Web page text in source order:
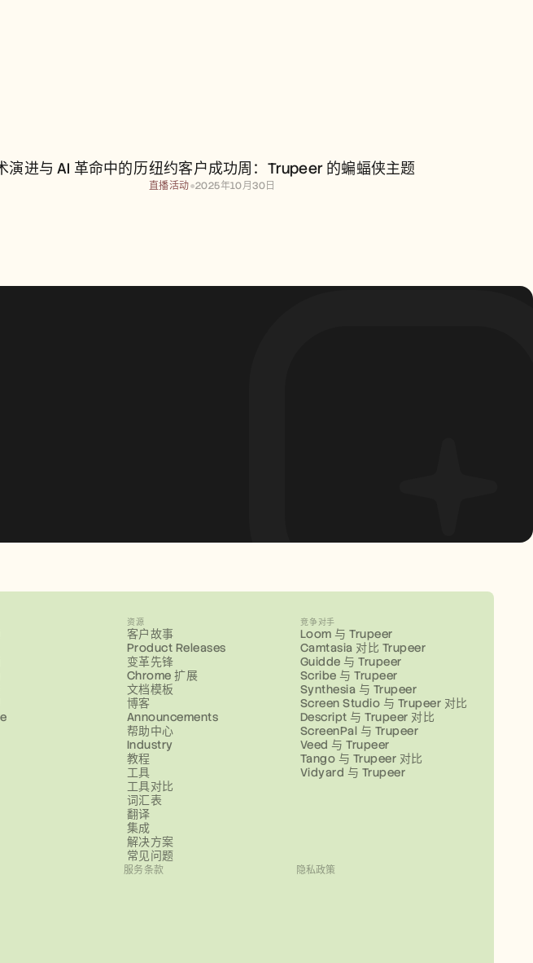
演进与 AI 革命中的历纽约客户成功周：Trupeer 的蝙蝠侠主题
直播活动●2025年10月30日
资源
客户故事
Product Releases
变革先锋
Chrome 扩展
文档模板
博客
Announcements
帮助中心
Industry
教程
工具
工具对比
词汇表
翻译
集成
解决方案
常见问题
竞争对手
Loom 与 Trupeer
Camtasia 对比 Trupeer
Guidde 与 Trupeer
Scribe 与 Trupeer
Synthesia 与 Trupeer
Screen Studio 与 Trupeer 对比
Descript 与 Trupeer 对比
ScreenPal 与 Trupeer
Veed 与 Trupeer
Tango 与 Trupeer 对比
Vidyard 与 Trupeer
服务条款 隐私政策